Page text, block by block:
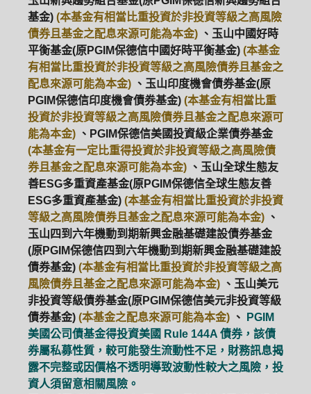
ETF 中國好時平衡 壽星優惠
醫療生化 中國品牌 0%手續費
基金申購 策略成長 拉丁美洲
大中華
基金) (本基金有相當比重投資於非投資等級之高風險
債券且基金之配息來源可能為本金) 、玉山中國好時
平衡基金(原PGIM保德信中國好時平衡基金) (本基金
有相當比重投資於非投資等級之高風險債券且基金之
配息來源可能為本金) 、玉山印度機會債券基金(原
PGIM保德信印度機會債券基金) (本基金有相當比重
投資於非投資等級之高風險債券且基金之配息來源可
能為本金) 、PGIM保德信美國投資級企業債券基金
(本基金有一定比重得投資於非投資等級之高風險債
券且基金之配息來源可能為本金) 、玉山全球生態友
善ESG多重資產基金(原PGIM保德信全球生態友善
ESG多重資產基金) (本基金有相當比重投資於非投資
等級之高風險債券且基金之配息來源可能為本金) 、
玉山四到六年機動到期新興金融基礎建設債券基金
(原PGIM保德信四到六年機動到期新興金融基礎建設
債券基金) (本基金有相當比重投資於非投資等級之高
風險債券且基金之配息來源可能為本金) 、玉山美元
非投資等級債券基金(原PGIM保德信美元非投資等級
債券基金) (本基金之配息來源可能為本金) 、
PGIM
美國公司債基金得投資美國 Rule 144A 債券，該債
券屬私募性質，較可能發生流動性不足，財務訊息揭
露不完整或因價格不透明導致波動性較大之風險，投
資人須留意相關風險。